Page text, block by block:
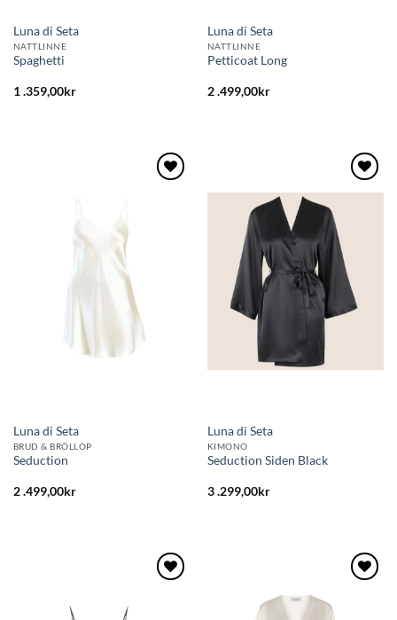
Luna di Seta
NATTLINNE
Spaghetti
1 .359,00kr
Luna di Seta
NATTLINNE
Petticoat Long
2 .499,00kr
Luna di Seta
BRUD & BRÖLLOP
Seduction
2 .499,00kr
önskelistan
Luna di Seta
KIMONO
Seduction Siden Black
3 .299,00kr